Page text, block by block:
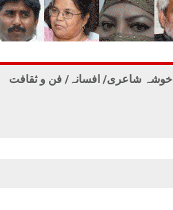
خوشہ شاعری/ افسانہ/ فن و ثقافت